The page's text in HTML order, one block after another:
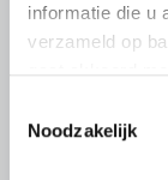
informatie die u
verzameld op
Noodzakelijk